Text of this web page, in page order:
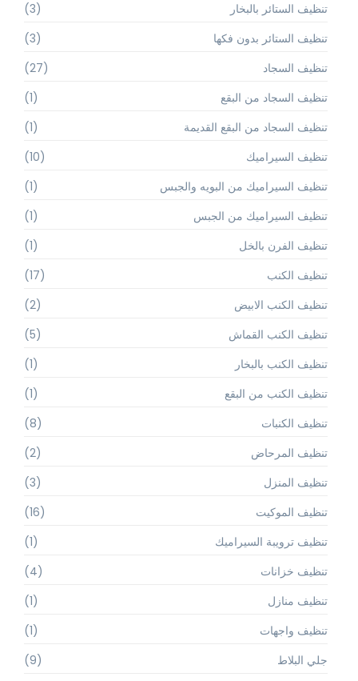
تنظيف الستائر بالبخار
(3)
تنظيف الستائر بدون فكها
(3)
تنظيف السجاد
(27)
تنظيف السجاد من البقع
(1)
تنظيف السجاد من البقع القديمة
(1)
تنظيف السيراميك
(10)
تنظيف السيراميك من البويه والجبس
(1)
تنظيف السيراميك من الجبس
(1)
تنظيف الفرن بالخل
(1)
تنظيف الكنب
(17)
تنظيف الكنب الابيض
(2)
تنظيف الكنب القماش
(5)
تنظيف الكنب بالبخار
(1)
تنظيف الكنب من البقع
(1)
تنظيف الكنبات
(8)
تنظيف المرحاض
(2)
تنظيف المنزل
(3)
تنظيف الموكيت
(16)
تنظيف ترويبة السيراميك
(1)
تنظيف خزانات
(4)
تنظيف منازل
(1)
تنظيف واجهات
(1)
جلي البلاط
(9)